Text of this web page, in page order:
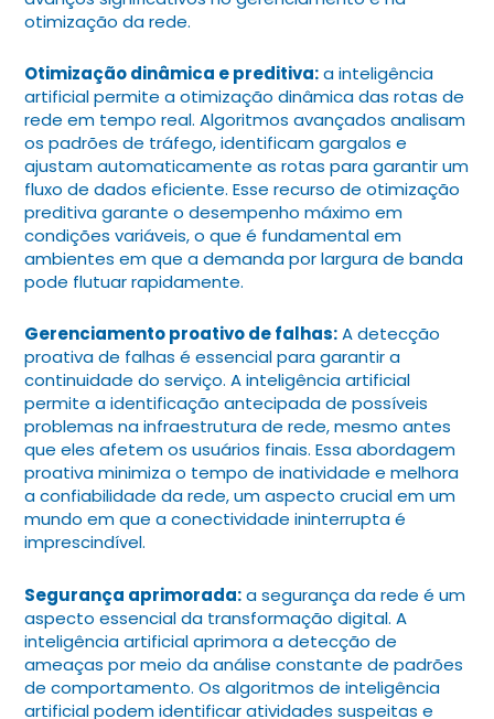
otimização da rede.
Otimização dinâmica e preditiva:a inteligência
artificial permite a otimização dinâmica das rotas de
rede em tempo real. Algoritmos avançados analisam
os padrões de tráfego, identificam gargalos e
ajustam automaticamente as rotas para garantir um
fluxo de dados eficiente. Esse recurso de otimização
preditiva garante o desempenho máximo em
condições variáveis, o que é fundamental em
ambientes em que a demanda por largura de banda
pode flutuar rapidamente.
Gerenciamento proativo de falhas:A detecção
proativa de falhas é essencial para garantir a
continuidade do serviço. A inteligência artificial
permite a identificação antecipada de possíveis
problemas na infraestrutura de rede, mesmo antes
que eles afetem os usuários finais. Essa abordagem
proativa minimiza o tempo de inatividade e melhora
a confiabilidade da rede, um aspecto crucial em um
mundo em que a conectividade ininterrupta é
imprescindível.
Segurança aprimorada:a segurança da rede é um
aspecto essencial da transformação digital. A
inteligência artificial aprimora a detecção de
ameaças por meio da análise constante de padrões
de comportamento. Os algoritmos de inteligência
artificial podem identificar atividades suspeitas e